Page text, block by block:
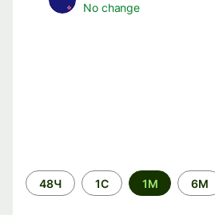
No change
Time
period
48Ч 1С 1М 6М